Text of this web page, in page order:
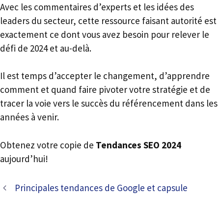
Avec les commentaires d’experts et les idées des
leaders du secteur, cette ressource faisant autorité est
exactement ce dont vous avez besoin pour relever le
défi de 2024 et au-delà.
Il est temps d’accepter le changement, d’apprendre
comment et quand faire pivoter votre stratégie et de
tracer la voie vers le succès du référencement dans les
années à venir.
Obtenez votre copie de Tendances SEO 2024
aujourd’hui!
Principales tendances de Google et capsule